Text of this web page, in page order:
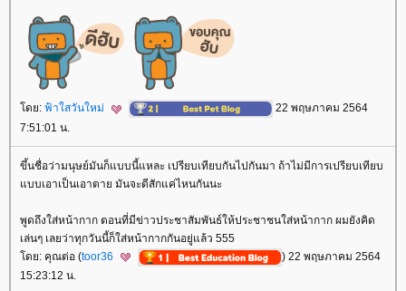
ดย: ฟ้าใสวันใหม่
22 พฤษภาคม 2564
7:51:01 น.
ขึ้นชื่อว่ามนุษย์มันก็แบบนี้แหละ เปรียบเทียบกันไปกันมา ถ้าไม่มีการเปรียบเทียบ
บบเอาเป็นเอาตาย มันจะดีสักแค่ไหนกันนะ
พูดถึงใส่หน้ากาก ตอนที่มีข่าวประชาสัมพันธ์ให้ประชาชนใส่หน้ากาก ผมยังคิด
เล่นๆ เลยว่าทุกวันนี้ก็ใส่หน้ากากกันอยู่แล้ว 555
ดย: คุณต่อ (toor36
) 22 พฤษภาคม 2564
15:23:12 น.